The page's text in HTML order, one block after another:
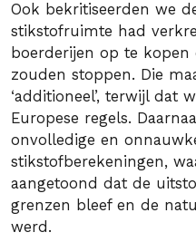
Ook bekritiseerden we
stikstofruimte had
boerderijen op te
zouden stoppen. Die
‘additioneel’, terwijl dat
Europese regels.
onvolledige en
stikstofberekeningen,
aangetoond dat de
grenzen bleef en de
werd.